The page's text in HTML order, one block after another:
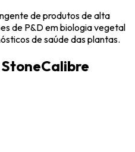
de produtos de alta
de P&D em biologia vegetal
de saúde das plantas.